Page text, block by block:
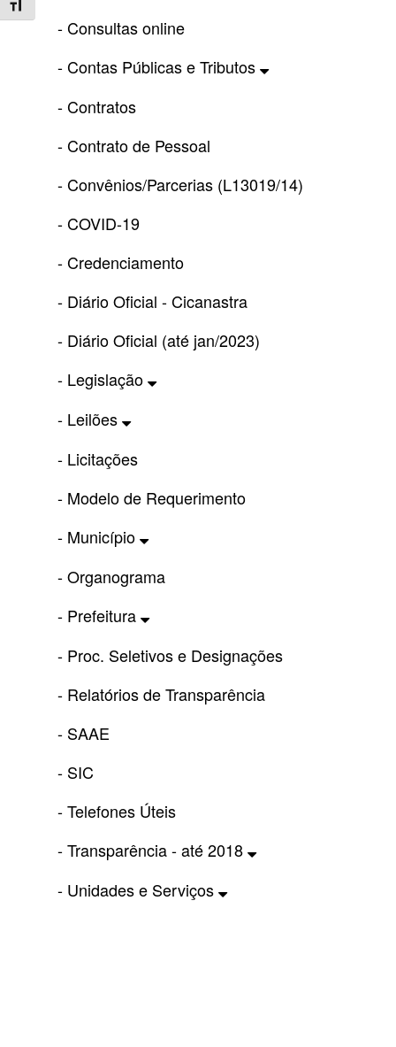
Toggle Font size
- Consultas online
- Contas Públicas e Tributos
- Contratos
- Contrato de Pessoal
- Convênios/Parcerias (L13019/14)
- COVID-19
- Credenciamento
- Diário Oficial - Cicanastra
- Diário Oficial (até jan/2023)
- Legislação
- Leilões
- Licitações
- Modelo de Requerimento
- Município
- Organograma
- Prefeitura
- Proc. Seletivos e Designações
- Relatórios de Transparência
- SAAE
- SIC
- Telefones Úteis
- Transparência - até 2018
- Unidades e Serviços